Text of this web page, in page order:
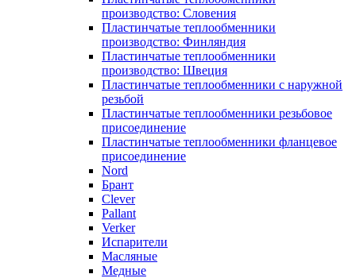
производство: Словения
Пластинчатые теплообменники
производство: Финляндия
Пластинчатые теплообменники
производство: Швеция
Пластинчатые теплообменники с наружной
резьбой
Пластинчатые теплообменники резьбовое
присоединение
Пластинчатые теплообменники фланцевое
присоединение
Nord
Брант
Clever
Pallant
Verker
Испарители
Масляные
Медные